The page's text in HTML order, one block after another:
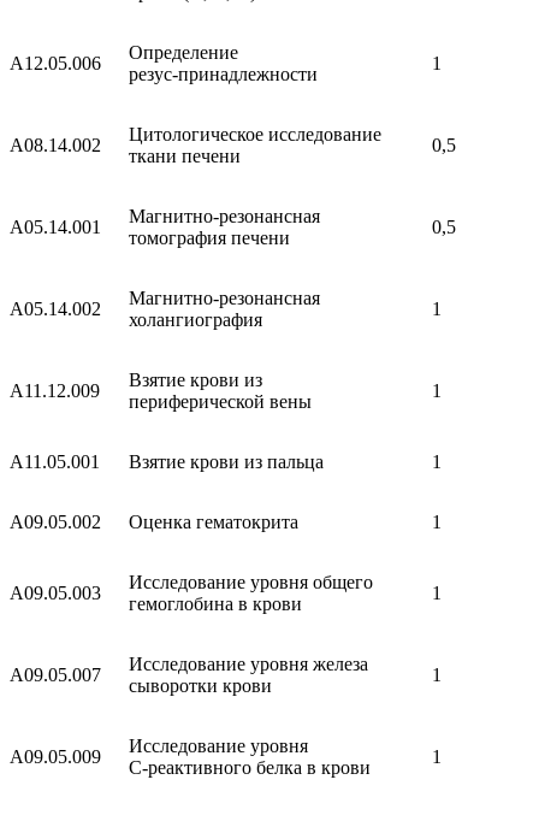
A12.05.006
Определение
резус-принадлежности
1
A08.14.002
Цитологическое исследование
ткани печени
0,5
A05.14.001
Магнитно-резонансная
томография печени
0,5
A05.14.002
Магнитно-резонансная
холангиография
1
A11.12.009
Взятие крови из
периферической вены
1
A11.05.001 Взятие крови из пальца 1
A09.05.002 Оценка гематокрита 1
A09.05.003
Исследование уровня общего
гемоглобина в крови
1
A09.05.007
Исследование уровня железа
сыворотки крови
1
A09.05.009
Исследование уровня
С-реактивного белка в крови
1